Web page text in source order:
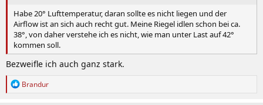
Habe 20° Lufttemperatur, daran sollte es nicht liegen und der
Airflow ist an sich auch recht gut. Meine Riegel idlen schon bei ca.
38°, von daher verstehe ich es nicht, wie man unter Last auf 42°
kommen soll.
Bezweifle ich auch ganz stark.
R
Brandur